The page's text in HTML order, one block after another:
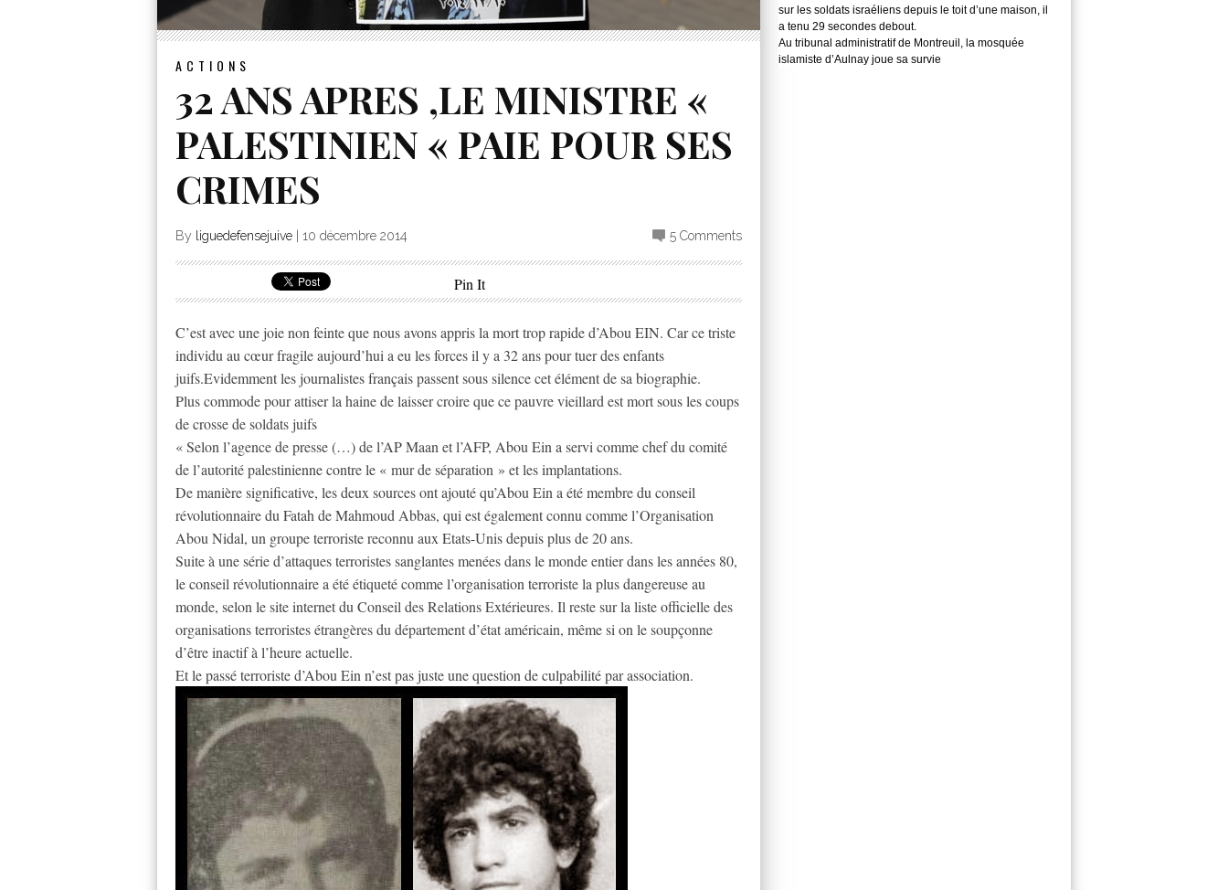
ACTIONS
32 ANS APRES ,LE MINISTRE «
PALESTINIEN « PAIE POUR SES
CRIMES
By liguedefensejuive 10 décembre 2014 5 Comments
Pin It
C’est avec une joie non feinte que nous avons appris la mort trop rapide d’Abou EIN. Car ce triste
individu au cœur fragile aujourd’hui a eu les forces il y a 32 ans pour tuer des enfants
juifs.Evidemment les journalistes français passent sous silence cet élément de sa biographie.
Plus commode pour attiser la haine de laisser croire que ce pauvre vieillard est mort sous les coups
de crosse de soldats juifs
« Selon l’agence de presse (…) de l’AP Maan et l’AFP, Abou Ein a servi comme chef du comité
de l’autorité palestinienne contre le « mur de séparation » et les implantations.
De manière significative, les deux sources ont ajouté qu’Abou Ein a été membre du conseil
révolutionnaire du Fatah de Mahmoud Abbas, qui est également connu comme l’Organisation
Abou Nidal, un groupe terroriste reconnu aux Etats-Unis depuis plus de 20 ans.
Suite à une série d’attaques terroristes sanglantes menées dans le monde entier dans les années 80,
le conseil révolutionnaire a été étiqueté comme l’organisation terroriste la plus dangereuse au
monde, selon le site internet du Conseil des Relations Extérieures. Il reste sur la liste officielle des
organisations terroristes étrangères du département d’état américain, même si on le soupçonne
d’être inactif à l’heure actuelle.
Et le passé terroriste d’Abou Ein n’est pas juste une question de culpabilité par association.
sur les soldats israéliens depuis le toit d’une maison, il
a tenu 29 secondes debout.
Au tribunal administratif de Montreuil, la mosquée
islamiste d’Aulnay joue sa survie